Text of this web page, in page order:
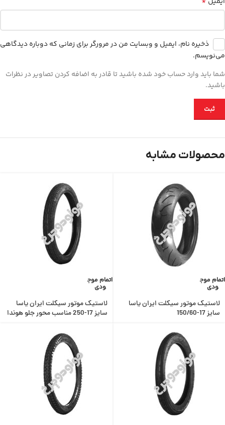
ذخیره نام، ایمیل و وبسایت من در مرورگر برای زمانی که دوباره دیدگاهی
می‌نویسم.
شما باید وارد حساب خود شده باشید تا قادر به اضافه کردن تصاویر در نظرات
باشید.
محصولات مشابه
اتمام موج
ودی
لاستیک موتور سیکلت ایران یاسا
سایز 17-150/60
اتمام موج
ودی
لاستیک موتور سیکلت ایران یاسا
سایز 17-250 مناسب محور جلو هوندا